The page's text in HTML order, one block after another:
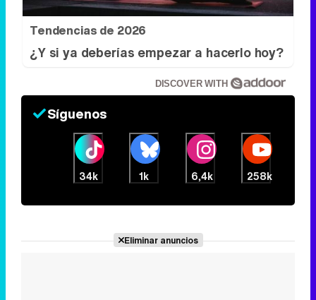
Síguenos
6,4k 258k
Eliminar anuncios